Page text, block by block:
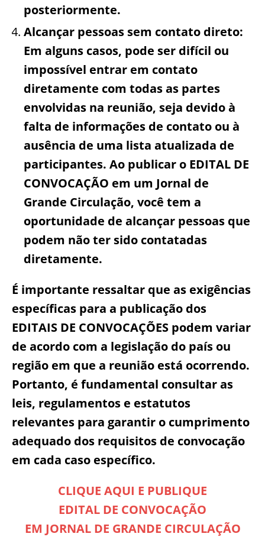
posteriormente.
Alcançar pessoas sem contato direto:
Em alguns casos, pode ser difícil ou
impossível entrar em contato
diretamente com todas as partes
envolvidas na reunião, seja devido à
falta de informações de contato ou à
ausência de uma lista atualizada de
participantes. Ao publicar o EDITAL DE
CONVOCAÇÃO em um Jornal de
Grande Circulação, você tem a
oportunidade de alcançar pessoas que
podem não ter sido contatadas
diretamente.
É importante ressaltar que as exigências
específicas para a publicação dos
EDITAIS DE CONVOCAÇÕES podem variar
de acordo com a legislação do país ou
região em que a reunião está ocorrendo.
Portanto, é fundamental consultar as
leis, regulamentos e estatutos
relevantes para garantir o cumprimento
adequado dos requisitos de convocação
em cada caso específico.
CLIQUE AQUI E PUBLIQUE
EDITAL DE CONVOCAÇÃO
EM JORNAL DE GRANDE CIRCULAÇÃO